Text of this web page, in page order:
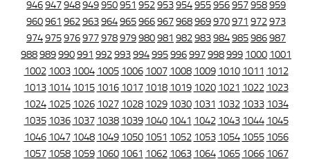
946947948949950951 952953954955956957958959
960961 962963964965966967968969970971 972973
974975976977978979980981 982983984985986987
988989990991 992993994995996997998999 1000 1001
1002 1003 1004 1005 1006 1007 1008 1009 1010 1011 1012
1013 1014 1015 1016 1017 1018 1019 1020 1021 1022 1023
1024 1025 1026 1027 1028 1029 1030 1031 1032 1033 1034
1035 1036 1037 1038 1039 1040 1041 1042 1043 1044 1045
1046 1047 1048 1049 1050 1051 1052 1053 1054 1055 1056
1057 1058 1059 1060 1061 1062 1063 1064 1065 1066 1067